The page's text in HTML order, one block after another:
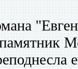
памятник